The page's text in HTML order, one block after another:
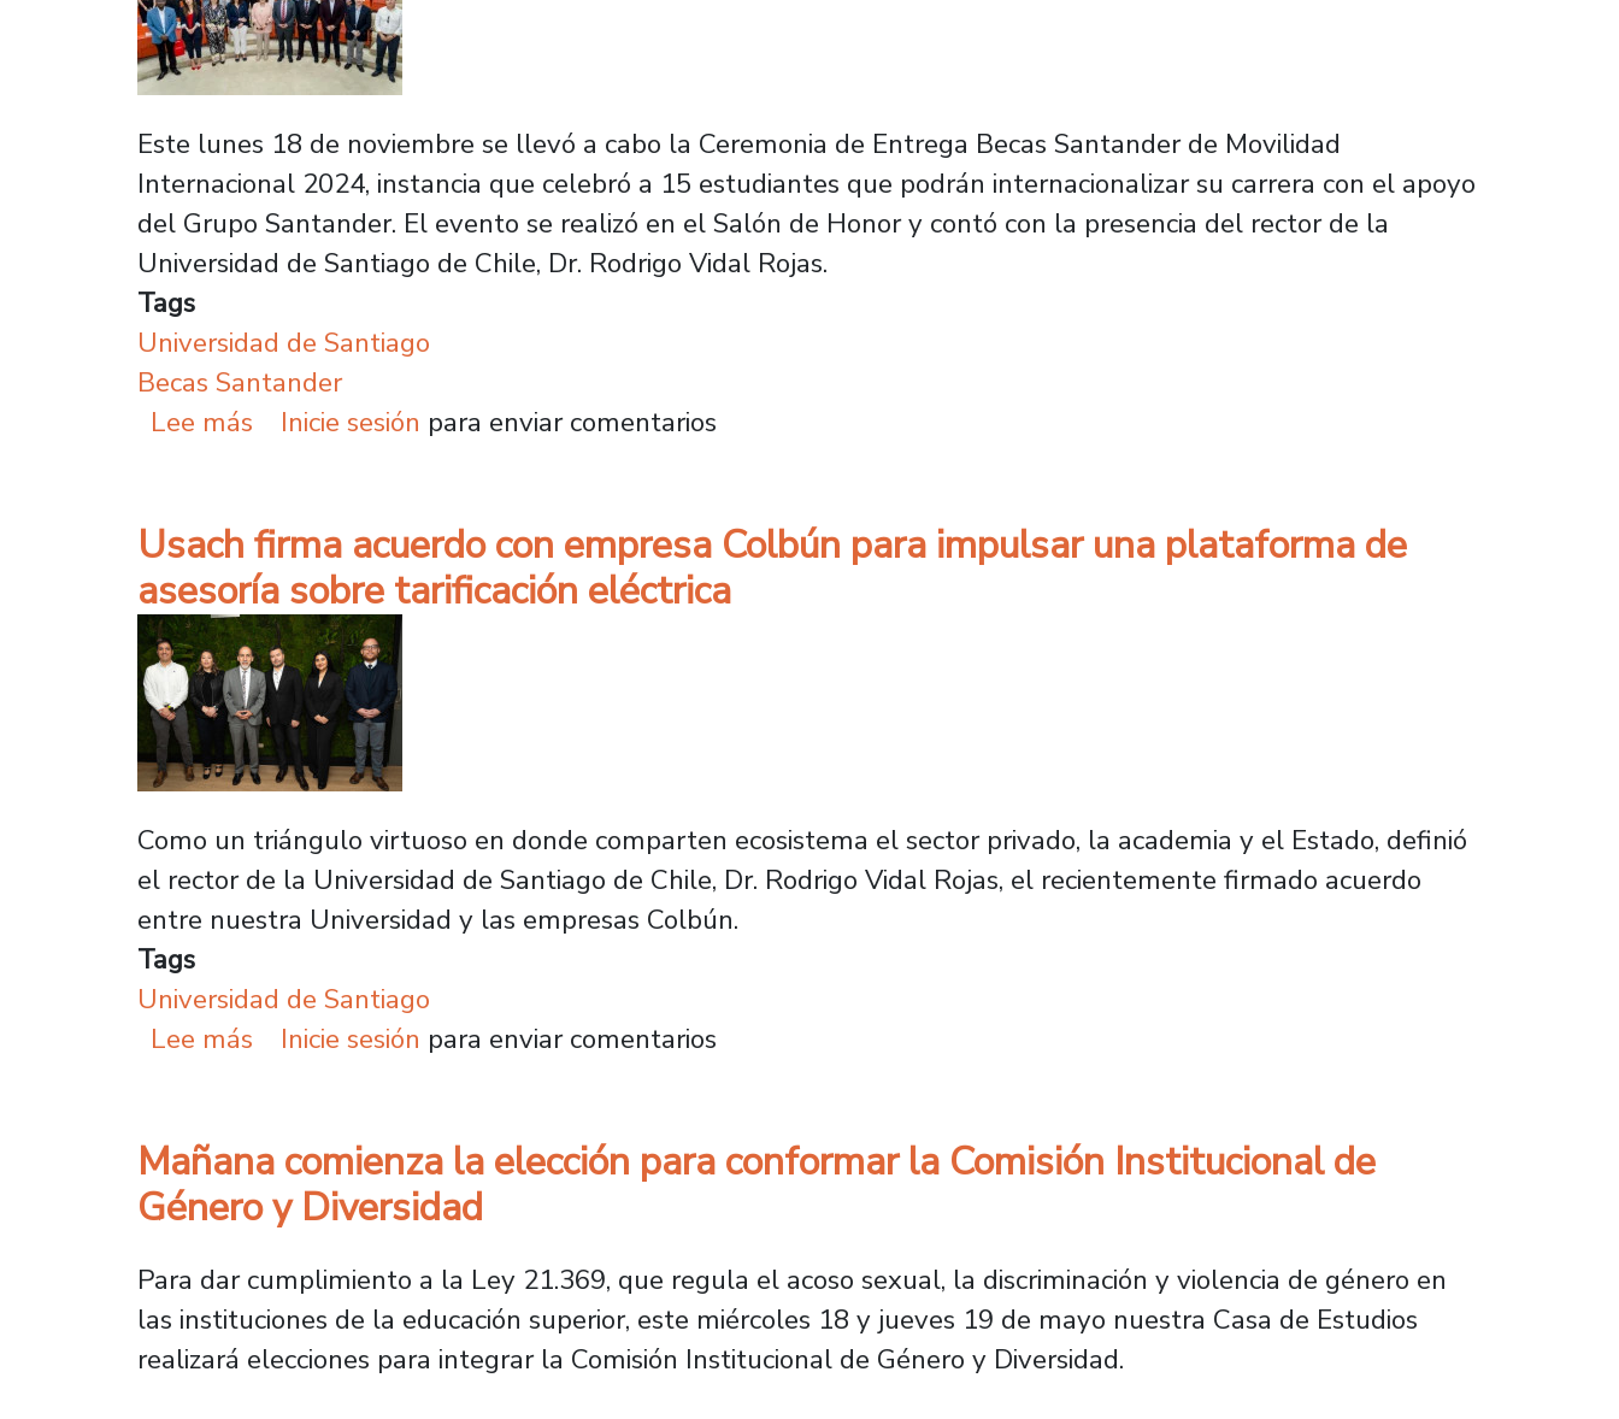
Este lunes 18 de noviembre se llevó a cabo la Ceremonia de Entrega Becas Santander de Movilidad
Internacional 2024, instancia que celebró a 15 estudiantes que podrán internacionalizar su carrera con el apoyo
del Grupo Santander. El evento se realizó en el Salón de Honor y contó con la presencia del rector de la
Universidad de Santiago de Chile, Dr. Rodrigo Vidal Rojas.
Tags
Universidad de Santiago
Becas Santander
Lee más sobre Ceremonia de entrega Becas Santander: un nuevo grupo de estudiantes da un paso decisivo hacia su
Inicie sesión para enviar comentarios
Usach firma acuerdo con empresa Colbún para impulsar una plataforma de
asesoría sobre tarificación eléctrica
Como un triángulo virtuoso en donde comparten ecosistema el sector privado, la academia y el Estado, definió
el rector de la Universidad de Santiago de Chile, Dr. Rodrigo Vidal Rojas, el recientemente firmado acuerdo
entre nuestra Universidad y las empresas Colbún.
Tags
Universidad de Santiago
Lee más sobre Usach firma acuerdo con empresa Colbún para impulsar una plataforma de asesoría sobre tarificación
Inicie sesión para enviar comentarios
Mañana comienza la elección para conformar la Comisión Institucional de
Género y Diversidad
Para dar cumplimiento a la Ley 21.369, que regula el acoso sexual, la discriminación y violencia de género en
las instituciones de la educación superior, este miércoles 18 y jueves 19 de mayo nuestra Casa de Estudios
realizará elecciones para integrar la Comisión Institucional de Género y Diversidad.